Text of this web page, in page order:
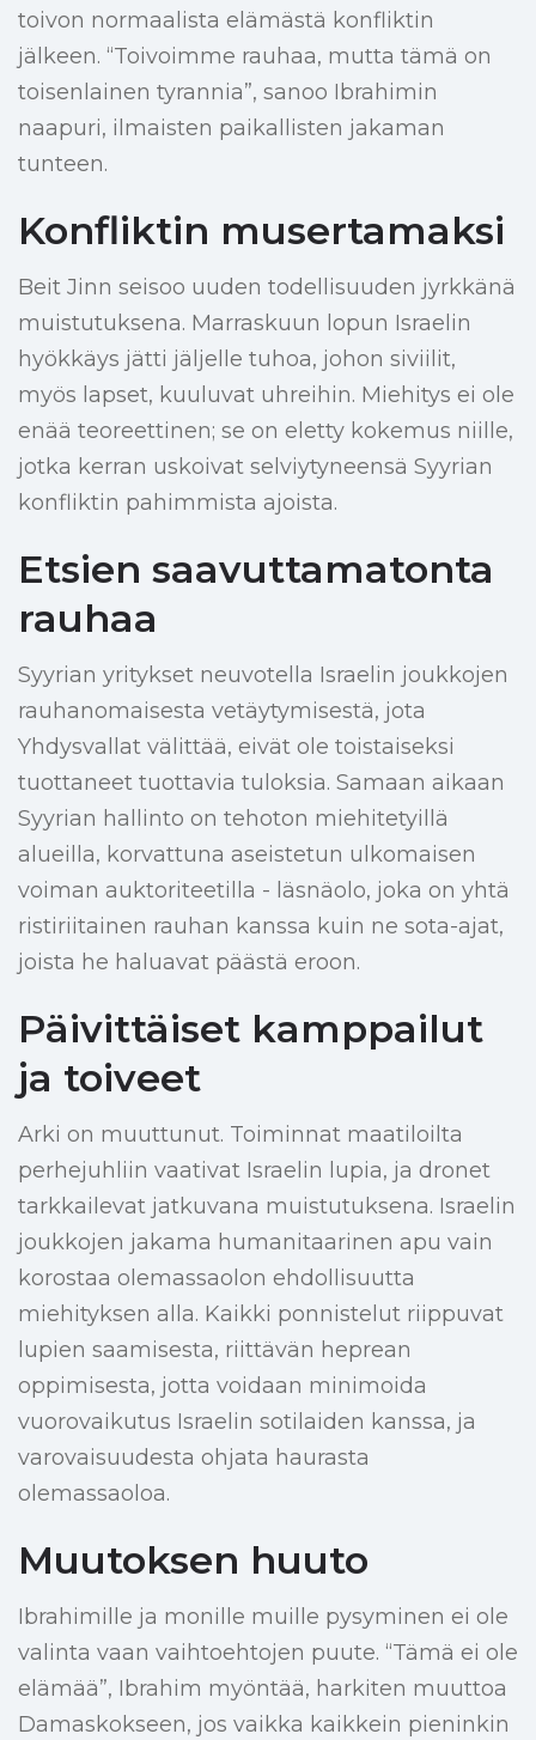
toivon normaalista elämästä konfliktin
jälkeen. “Toivoimme rauhaa, mutta tämä on
toisenlainen tyrannia”, sanoo Ibrahimin
naapuri, ilmaisten paikallisten jakaman
tunteen.
Konfliktin musertamaksi
Beit Jinn seisoo uuden todellisuuden jyrkkänä
muistutuksena. Marraskuun lopun Israelin
hyökkäys jätti jäljelle tuhoa, johon siviilit,
myös lapset, kuuluvat uhreihin. Miehitys ei ole
enää teoreettinen; se on eletty kokemus niille,
jotka kerran uskoivat selviytyneensä Syyrian
konfliktin pahimmista ajoista.
Etsien saavuttamatonta
rauhaa
Syyrian yritykset neuvotella Israelin joukkojen
rauhanomaisesta vetäytymisestä, jota
Yhdysvallat välittää, eivät ole toistaiseksi
tuottaneet tuottavia tuloksia. Samaan aikaan
Syyrian hallinto on tehoton miehitetyillä
alueilla, korvattuna aseistetun ulkomaisen
voiman auktoriteetilla - läsnäolo, joka on yhtä
ristiriitainen rauhan kanssa kuin ne sota-ajat,
joista he haluavat päästä eroon.
Päivittäiset kamppailut
ja toiveet
Arki on muuttunut. Toiminnat maatiloilta
perhejuhliin vaativat Israelin lupia, ja dronet
tarkkailevat jatkuvana muistutuksena. Israelin
joukkojen jakama humanitaarinen apu vain
korostaa olemassaolon ehdollisuutta
miehityksen alla. Kaikki ponnistelut riippuvat
lupien saamisesta, riittävän heprean
oppimisesta, jotta voidaan minimoida
vuorovaikutus Israelin sotilaiden kanssa, ja
varovaisuudesta ohjata haurasta
olemassaoloa.
Muutoksen huuto
Ibrahimille ja monille muille pysyminen ei ole
valinta vaan vaihtoehtojen puute. “Tämä ei ole
elämää”, Ibrahim myöntää, harkiten muuttoa
Damaskokseen, jos vaikka kaikkein pieninkin